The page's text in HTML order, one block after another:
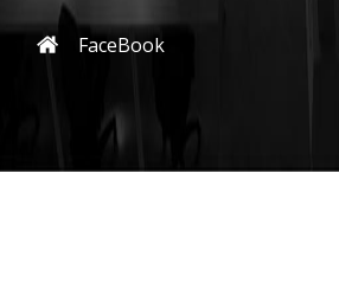
FaceBook